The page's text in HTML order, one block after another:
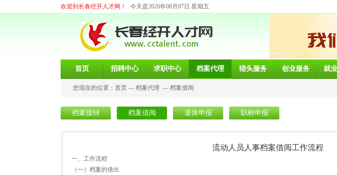
欢迎到长春经开人才网！ 今天是2026年08月07日 星期五
首页 招聘中心 求职中心 档案代理 猎头服务 创业服务 就
您现在的位置： 首页 — 档案代理 — 档案借阅
档案接转 档案借阅 退休申报 职称申报
流动人员人事档案借阅工作流程
一、工作流程
（一）档案的借出